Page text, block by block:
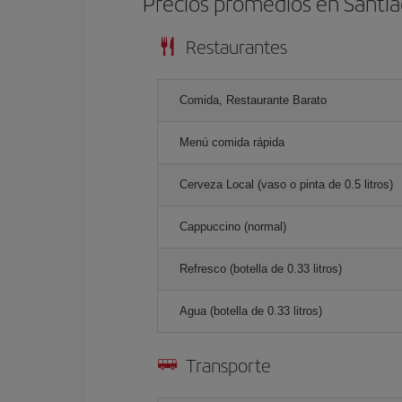
Restaurantes
Comida, Restaurante Barato
Menú comida rápida
Cerveza Local (vaso o pinta de 0.5 litros)
Cappuccino (normal)
Refresco (botella de 0.33 litros)
Agua (botella de 0.33 litros)
Transporte